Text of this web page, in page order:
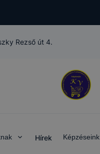
Rezső út 4.
Hírek Képzéseink